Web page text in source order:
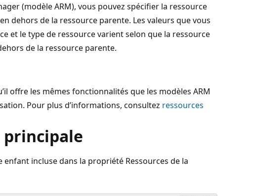
(modèle ARM), vous pouvez spécifier la ressource
dehors de la ressource parente. Les valeurs que vous
et le type de ressource varient selon que la ressource
de la ressource parente.
offre les mêmes fonctionnalités que les modèles ARM
Pour plus d’informations, consultez ressources
principale
enfant incluse dans la propriété Ressources de la